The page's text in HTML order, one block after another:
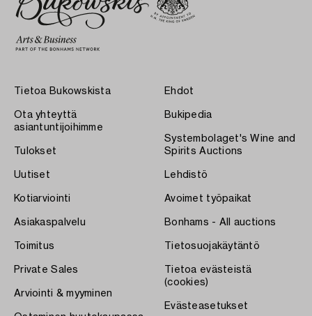
Tietoa Bukowskista
Ota yhteyttä
asiantuntijoihimme
Tulokset
Uutiset
Kotiarviointi
Asiakaspalvelu
Toimitus
Private Sales
Arviointi & myyminen
Ehdot
Bukipedia
Systembolaget's Wine and
Spirits Auctions
Lehdistö
Avoimet työpaikat
Bonhams - All auctions
Tietosuojakäytäntö
Tietoa evästeistä
(cookies)
Evästeasetukset